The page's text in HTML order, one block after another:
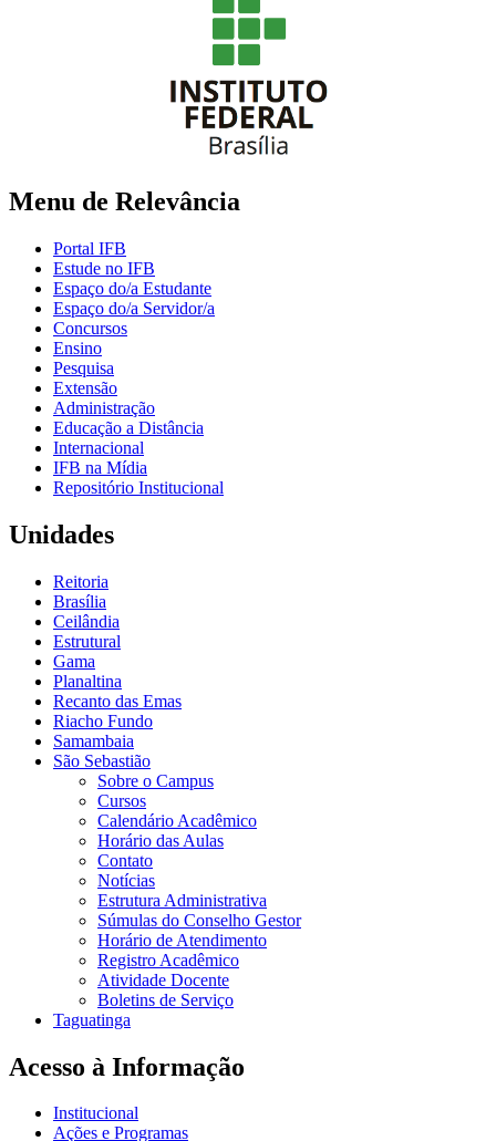
Menu de Relevância
Portal IFB
Estude no IFB
Espaço do/a Estudante
Espaço do/a Servidor/a
Concursos
Ensino
Pesquisa
Extensão
Administração
Educação a Distância
Internacional
IFB na Mídia
Repositório Institucional
Unidades
Reitoria
Brasília
Ceilândia
Estrutural
Gama
Planaltina
Recanto das Emas
Riacho Fundo
Samambaia
São Sebastião
Sobre o Campus
Cursos
Calendário Acadêmico
Horário das Aulas
Contato
Notícias
Estrutura Administrativa
Súmulas do Conselho Gestor
Horário de Atendimento
Registro Acadêmico
Atividade Docente
Boletins de Serviço
Taguatinga
Acesso à Informação
Institucional
Ações e Programas